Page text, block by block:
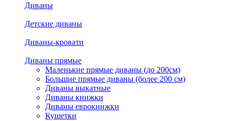
Диваны
Детские диваны
Диваны-кровати
Диваны прямые
Маленькие прямые диваны (до 200см)
Большие прямые диваны (более 200 см)
Диваны выкатные
Диваны книжки
Диваны еврокнижки
Кушетки